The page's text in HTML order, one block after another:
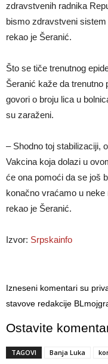
zdravstvenih radnika
bismo zdravstveni
rekao je Šeranić.
Što se tiče trenutnog
Šeranić kaže da trenutno
govori o broju lica u
su zaraženi.
– Shodno toj stabilizaciji,
Vakcina koja dolazi u
će ona pomoći da se još
konačno vraćamo u neke
rekao je Šeranić.
Izvor: Srpskainfo
Izneseni komentari su
stavove redakcije
Ostavite
TAGOVI Banja Luka